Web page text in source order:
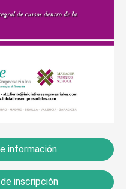
información
inscripción